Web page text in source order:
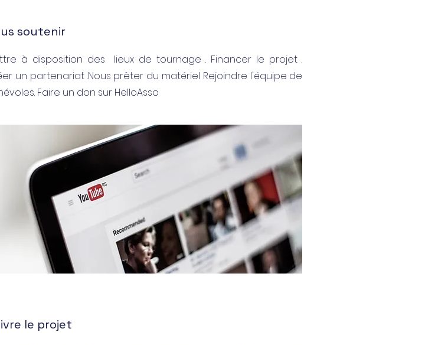
soutenir
à disposition des lieux de tournage . Financer le projet .
un partenariat .Nous prêter du matériel Rejoindre l'équipe de
Faire un don sur HelloAsso
le projet